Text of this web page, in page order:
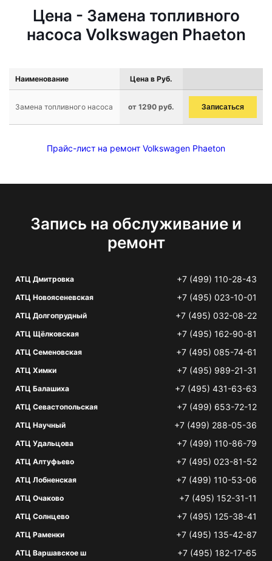
Цена - Замена топливного
насоса Volkswagen Phaeton
Наименование Цена в Руб.
Замена топливного насоса от 1290 руб. Записаться
Прайс-лист на ремонт Volkswagen Phaeton
Запись на обслуживание и
ремонт
АТЦ Дмитровка +7 (499) 110-28-43
АТЦ Новоясеневская +7 (495) 023-10-01
АТЦ Долгопрудный +7 (495) 032-08-22
АТЦ Щёлковская +7 (495) 162-90-81
АТЦ Семеновская +7 (495) 085-74-61
АТЦ Химки +7 (495) 989-21-31
АТЦ Балашиха +7 (495) 431-63-63
АТЦ Севастопольская +7 (499) 653-72-12
АТЦ Научный +7 (499) 288-05-36
АТЦ Удальцова +7 (499) 110-86-79
АТЦ Алтуфьево +7 (495) 023-81-52
АТЦ Лобненская +7 (499) 110-53-06
АТЦ Очаково +7 (495) 152-31-11
АТЦ Солнцево +7 (495) 125-38-41
АТЦ Раменки +7 (495) 135-42-87
АТЦ Варшавское ш +7 (495) 182-17-65